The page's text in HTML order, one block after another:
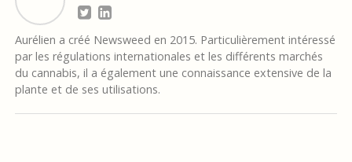
Aurélien a créé Newsweed en 2015. Particulièrement intéressé
par les régulations internationales et les différents marchés
du cannabis, il a également une connaissance extensive de la
plante et de ses utilisations.